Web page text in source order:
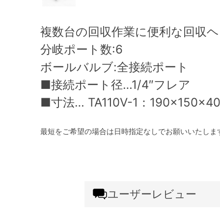
複数台の回収作業に便利な回収
分岐ポート数:6
ボールバルブ:全接続ポート
■接続ポート径…1/4″フレア
■寸法… TA110V-1：
最短をご希望の場合は日時指定なしでお願いいたしま
ユーザーレビュー